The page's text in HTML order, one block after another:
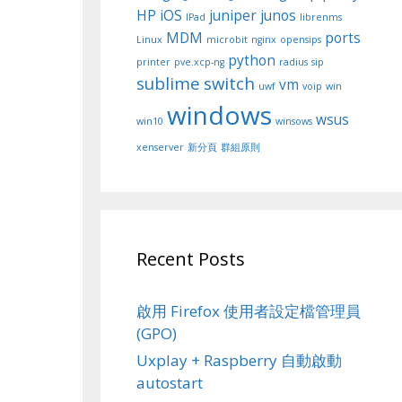
HP iOS IPad juniper junos librenms
Linux MDM microbit nginx opensips ports
printer pve.xcp-ng python radius sip
sublime switch uwf vm voip win
win10 windows winsows wsus
xenserver 新分頁 群組原則
Recent Posts
啟用 Firefox 使用者設定檔管理員
(GPO)
Uxplay + Raspberry 自動啟動
autostart